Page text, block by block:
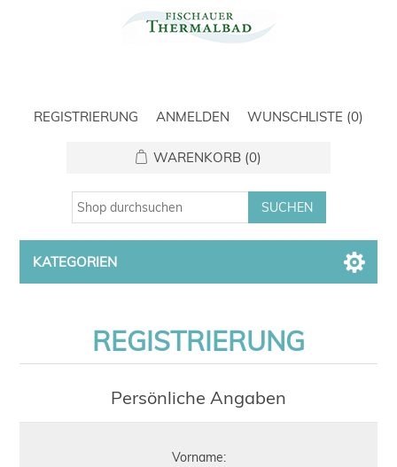
REGISTRIERUNG ANMELDEN WUNSCHLISTE (0)
WARENKORB (0)
KATEGORIEN
REGISTRIERUNG
Persönliche Angaben
Vorname: